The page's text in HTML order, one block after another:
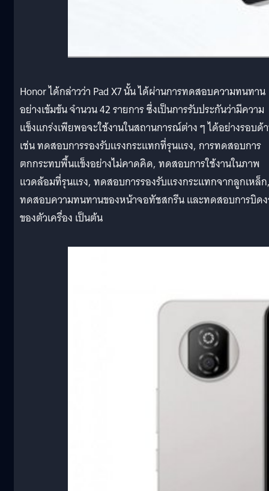
Honor ได้กล่าวว่า Pad X7 นั้น ได้ผ่านการทดสอบความทนทาน
อย่างเข้มข้น จำนวน 42 รายการ ซึ่งเป็นการรับประกันว่ามีความ
แข็งแกร่งเพียพอจะใช้งานในสถานการณ์ต่าง ๆ ได้อย่างรอบด้
เช่น ทดสอบการรองรับแรงกระแทกที่รุนแรง, การทดสอบการ
ตกกระทบพื้นแข็งอย่างไม่คาดคิด, ทดสอบการใช้งานในภาพ
แวดล้อมที่รุนแรง, ทดสอบการรองรับแรงกระแทกจากลูกเหล็
ทดสอบความทนทานของหน้าจอทัชสกรีน และทดสอบการบิด
ของตัวเครื่อง เป็นต้น